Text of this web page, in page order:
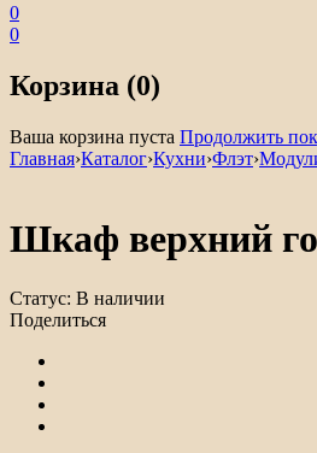
0
0
Корзина (0)
Ваша корзина пуста Продолжить
Главная›Каталог›Кухни›Флэт›
Шкаф верхний
Статус: В наличии
Поделиться